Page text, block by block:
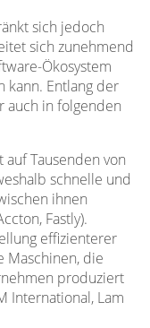
sich jedoch
sich zunehmend
Ökosystem
kann. Entlang der
auch in folgenden
Tausenden von
schnelle und
ihnen
Fastly).
effizienterer
Maschinen, die
produziert
International, Lam